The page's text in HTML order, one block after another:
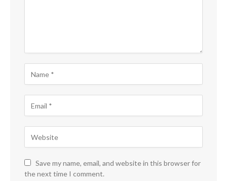
Save my name, email, and website in this browser for
the next time I comment.